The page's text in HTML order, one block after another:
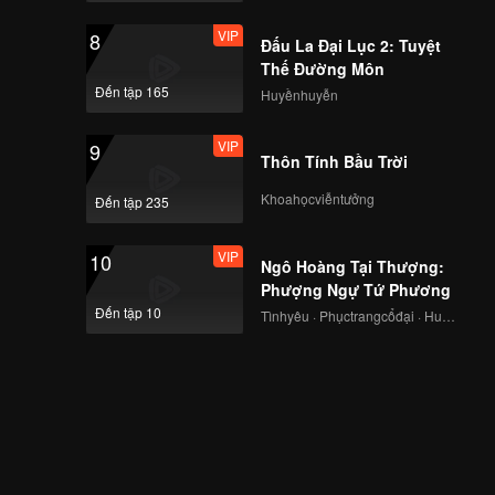
VIP
EP39: Đèn Tỏ Ngày
Quang
VIP
EP40: Đèn Tỏ Ngày
Quang
VIP Kết phim ở bên nhau
8
Đến tập 165
VIP
Đấu La Đại Lục 2: Tuyệt
Thế Đường Môn
Huyềnhuyễn
9
Đến tập 235
VIP
Thôn Tính Bầu Trời
Khoahọcviễntưởng
10
Đến tập 10
VIP
Ngô Hoàng Tại Thượng:
Phượng Ngự Tứ Phương